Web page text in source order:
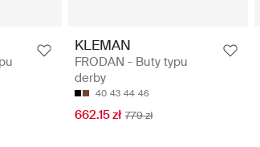
KLEMAN
FRODAN - Buty typu
derby
40 43 44 46
662.15 zł 779 zł